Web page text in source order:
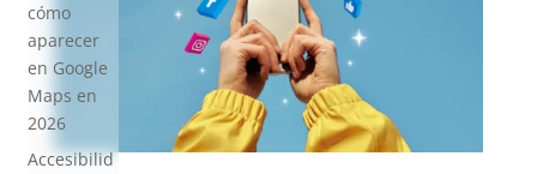
cómo
aparecer
en Google
Maps en
2026
Accesibilid